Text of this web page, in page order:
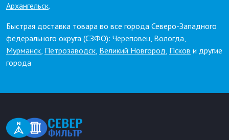
Архангельск.
Быстрая доставка товара во все города Северо-Западного
федерального округа (СЗФО): Череповец, Вологда,
Мурманск, Петрозаводск, Великий Новгород, Псков и другие
города